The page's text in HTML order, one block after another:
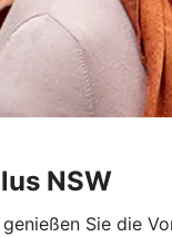
NSW
Sie die